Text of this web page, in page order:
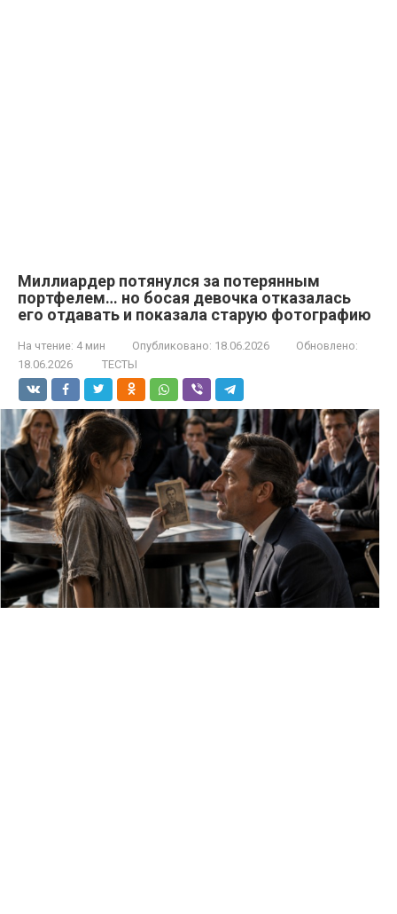
Миллиардер потянулся за потерянным
портфелем… но босая девочка отказалась
его отдавать и показала старую фотографию
На чтение: 4 мин Опубликовано: 18.06.2026
Обновлено:
18.06.2026
ТЕСТЫ